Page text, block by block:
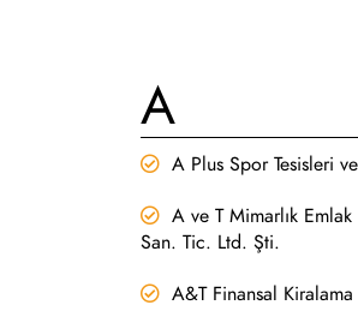
A
A Plus Spor Tesisleri
A ve T Mimarlık
San. Tic. Ltd. Şti.
A&T Finansal